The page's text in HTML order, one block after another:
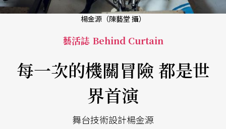
楊金源（陳藝堂 攝）
藝活誌 Behind Curtain
每一次的機關冒險 都是世
界首演
舞台技術設計楊金源